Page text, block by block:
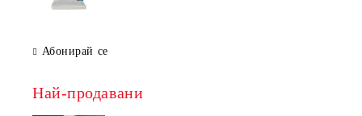
Абонирай се
Най-продавани